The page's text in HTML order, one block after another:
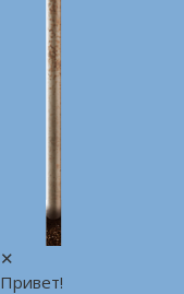
✕
Привет!